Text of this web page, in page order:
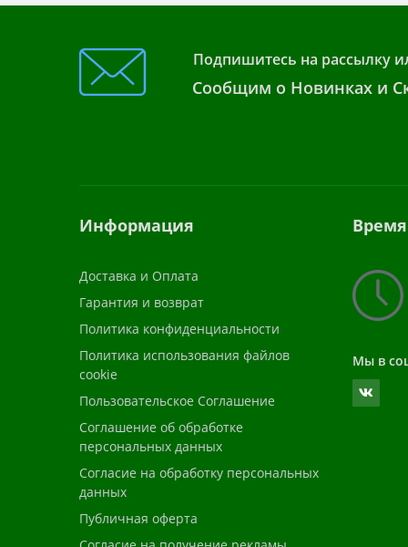
Подпишитесь на рассылку
Сообщим о Новинках и
Информация
Доставка и Оплата
Гарантия и возврат
Политика конфиденциальности
Политика использования файлов
cookie
Пользовательское Соглашение
Соглашение об обработке
персональных данных
Согласие на обработку персональных
данных
Публичная оферта
Мы в